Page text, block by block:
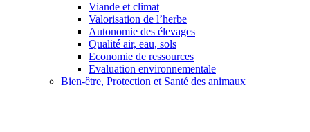
Viande et climat
Valorisation de l’herbe
Autonomie des élevages
Qualité air, eau, sols
Economie de ressources
Evaluation environnementale
Bien-être, Protection et Santé des animaux